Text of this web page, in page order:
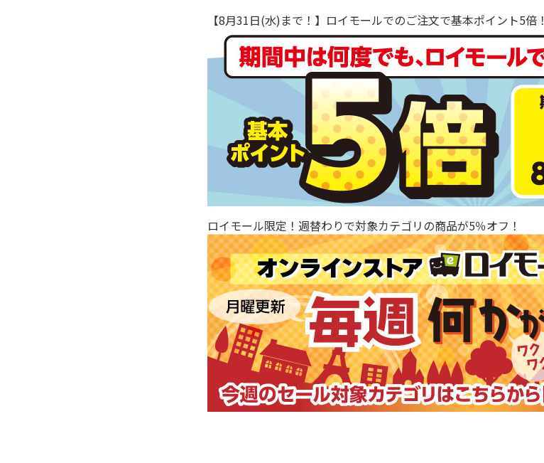
【8月31日(水)まで！】ロイモールでのご注文で基本ポイント5倍！
ロイモール限定！週替わりで対象カテゴリの商品が5％オフ！